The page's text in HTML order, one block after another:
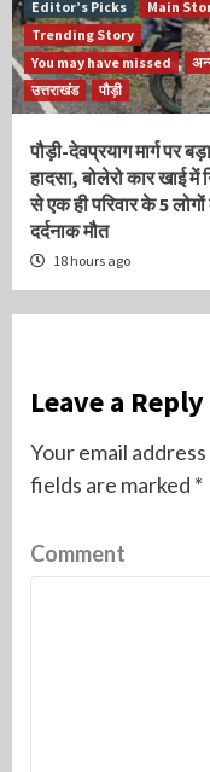
Editor’s Picks
Main
Trending Story
You may have missed
उत्तराखंड
पौड़ी
पौड़ी-देवप्रयाग मार्ग पर बड़ा
हादसा, बोलेरो कार खाई में
से एक ही परिवार के 5
दर्दनाक मौत
18 hours ago
Leave a Reply
Your email
fields are marked *
Comment